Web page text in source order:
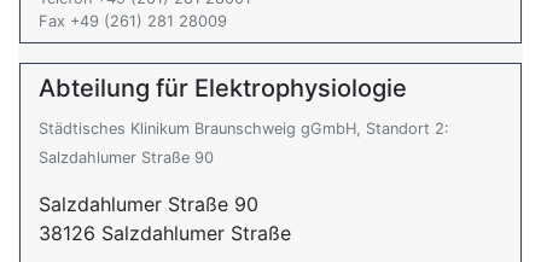
Fax +49 (261) 281 28009
Abteilung für Elektrophysiologie
Städtisches Klinikum Braunschweig gGmbH, Standort 2:
Salzdahlumer Straße 90
Salzdahlumer Straße 90
38126 Salzdahlumer Straße